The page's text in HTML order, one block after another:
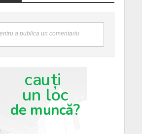
a publica un comentariu